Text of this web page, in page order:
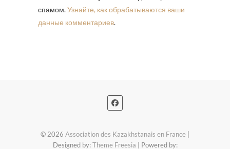
спамом.Узнайте, как обрабатываются ваши
данные комментариев.
© 2026 Association des Kazakhstanais en France
Designed by:Theme Freesia | Powered by: